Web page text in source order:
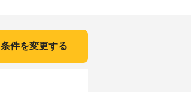
条件を変更する